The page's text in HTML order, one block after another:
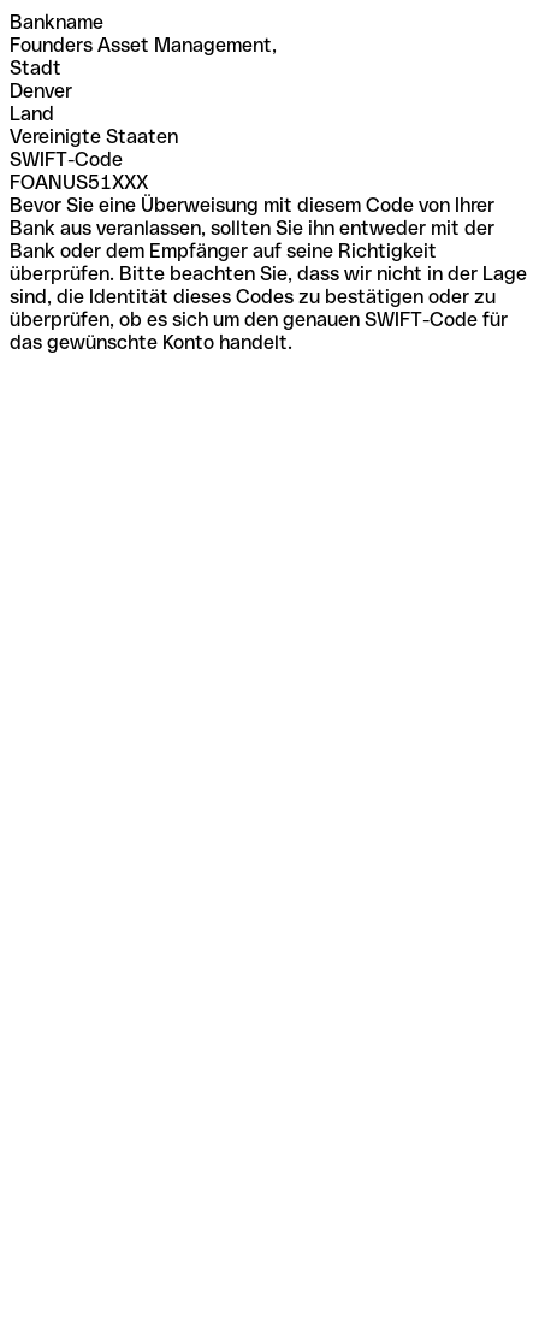
Bankname
Founders Asset Management,
Stadt
Denver
Land
Vereinigte Staaten
SWIFT-Code
FOANUS51XXX
Bevor Sie eine Überweisung mit diesem Code von Ihrer
Bank aus veranlassen, sollten Sie ihn entweder mit der
Bank oder dem Empfänger auf seine Richtigkeit
überprüfen. Bitte beachten Sie, dass wir nicht in der Lage
sind, die Identität dieses Codes zu bestätigen oder zu
überprüfen, ob es sich um den genauen SWIFT-Code für
das gewünschte Konto handelt.